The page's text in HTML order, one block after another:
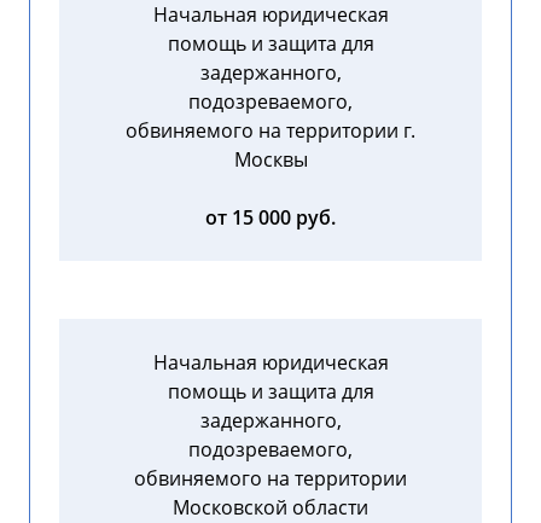
Начальная юридическая
помощь и защита для
задержанного,
подозреваемого,
обвиняемого на территории г.
Москвы
от 15 000 руб.
Начальная юридическая
помощь и защита для
задержанного,
подозреваемого,
обвиняемого на территории
Московской области